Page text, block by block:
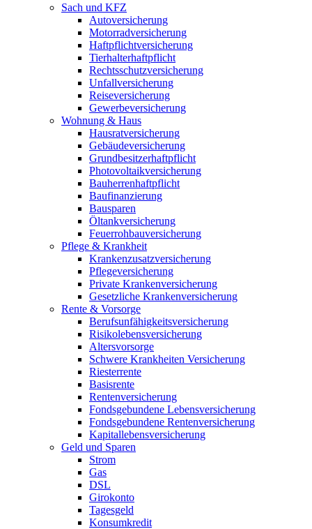
Sach und KFZ
Autoversicherung
Motorradversicherung
Haftpflichtversicherung
Tierhalterhaftpflicht
Rechtsschutzversicherung
Unfallversicherung
Reiseversicherung
Gewerbeversicherung
Wohnung & Haus
Hausratversicherung
Gebäudeversicherung
Grundbesitzerhaftpflicht
Photovoltaikversicherung
Bauherrenhaftpflicht
Baufinanzierung
Bausparen
Öltankversicherung
Feuerrohbauversicherung
Pflege & Krankheit
Krankenzusatzversicherung
Pflegeversicherung
Private Krankenversicherung
Gesetzliche Krankenversicherung
Rente & Vorsorge
Berufs­unfähigkeitsversicherung
Risikolebensversicherung
Altersvorsorge
Schwere Krankheiten Versicherung
Riesterrente
Basisrente
Rentenversicherung
Fondsgebundene Lebensversicherung
Fondsgebundene Rentenversicherung
Kapitallebensversicherung
Geld und Sparen
Strom
Gas
DSL
Girokonto
Tagesgeld
Konsumkredit